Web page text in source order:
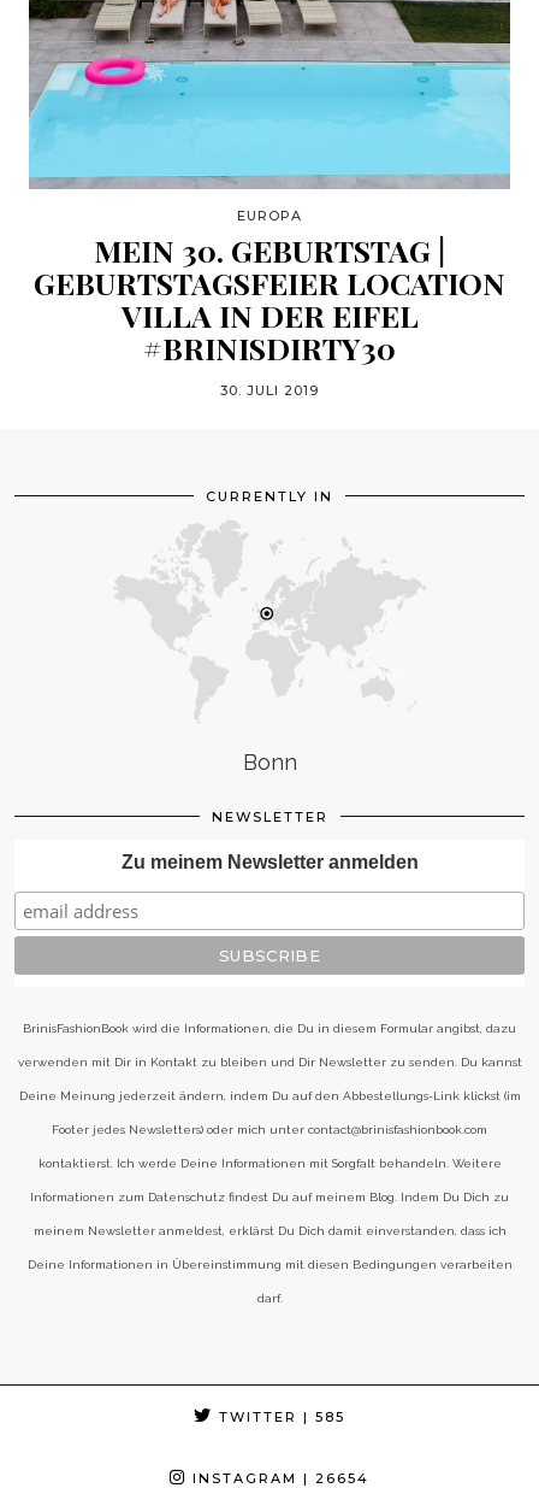
EUROPA
MEIN 30. GEBURTSTAG |
GEBURTSTAGSFEIER LOCATION
VILLA IN DER EIFEL
#BRINISDIRTY30
30. JULI 2019
CURRENTLY IN
Bonn
NEWSLETTER
Zu meinem Newsletter anmelden
BrinisFashionBook wird die Informationen, die Du in diesem Formular angibst, dazu
verwenden mit Dir in Kontakt zu bleiben und Dir Newsletter zu senden. Du kannst
Deine Meinung jederzeit ändern, indem Du auf den Abbestellungs-Link klickst (im
Footer jedes Newsletters) oder mich unter contact@brinisfashionbook.com
kontaktierst. Ich werde Deine Informationen mit Sorgfalt behandeln. Weitere
Informationen zum Datenschutz findest Du auf meinem Blog. Indem Du Dich zu
meinem Newsletter anmeldest, erklärst Du Dich damit einverstanden, dass ich
Deine Informationen in Übereinstimmung mit diesen Bedingungen verarbeiten
darf.
TWITTER | 585
INSTAGRAM | 26654